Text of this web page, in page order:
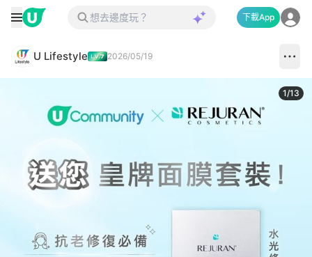
下載App
U Lifestyle 2026/05/19
1/13